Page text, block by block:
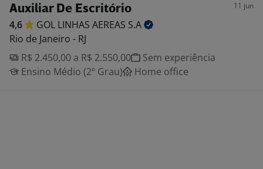
Auxiliar De Escritório 11 jun
4,6 GOL LINHAS AEREAS S.A
Rio de Janeiro - RJ
R$ 2.450,00 a R$ 2.550,00
Sem experiência
Ensino Médio (2º Grau)
Home office